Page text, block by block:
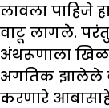
लावला पाहिजे
वाटू लागले.
अंथरूणाला
अगतिक झालेले
करणारे